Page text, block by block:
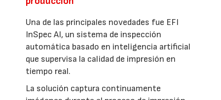
Una de las principales novedades fue EFI
InSpec AI, un sistema de inspección
automática basado en inteligencia artificial
que supervisa la calidad de impresión en
tiempo real.
La solución captura continuamente